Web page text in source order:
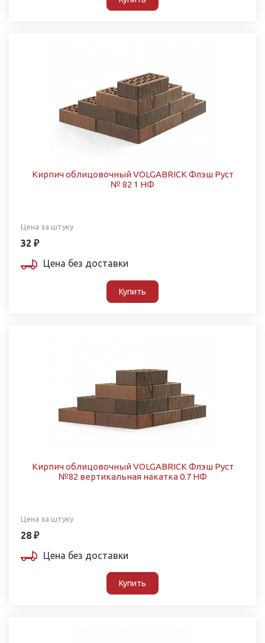
Кирпич облицовочный VOLGABRICK Флэш Руст
№ 82 1 НФ
Цена за штуку
32 ₽
Цена без доставки
Купить
Кирпич облицовочный VOLGABRICK Флэш Руст
№82 вертикальная накатка 0.7 НФ
Цена за штуку
28 ₽
Цена без доставки
Купить